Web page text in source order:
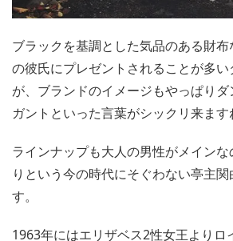
ブラックを基調とした気品のある財
の彼氏にプレゼントされることが多
が、ブランドのイメージもやっぱり
ガントといった言葉がシックリ来ます
ラインナップも大人の男性がメイン
りという今の時代にそぐわない亭主
す。
1963年にはエリザベス2性女王よりロ